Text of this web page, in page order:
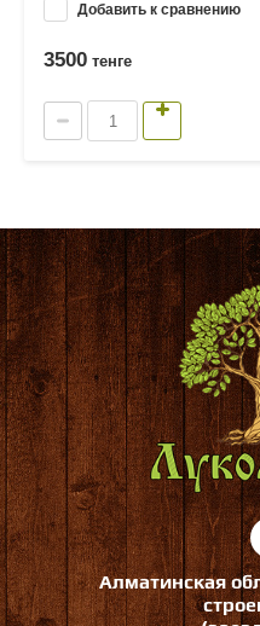
Добавить к сравнению
3500 тенге
Алматинская